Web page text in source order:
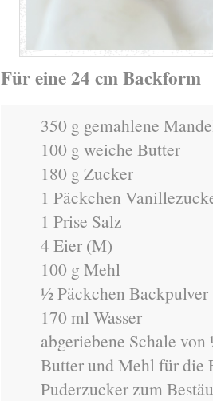
Für eine 24 cm Backform
350 g gemahlene
100 g weiche Butter
180 g Zucker
1 Päckchen
1 Prise Salz
4 Eier (M)
100 g Mehl
½ Päckchen Backpulver
170 ml Wasser
abgeriebene Schale
Butter und Mehl für die
Puderzucker zum